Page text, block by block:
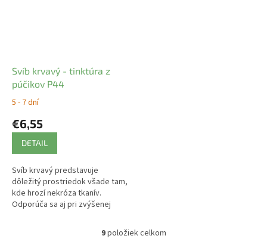
Svíb krvavý - tinktúra z
púčikov P44
5 - 7 dní
€6,55
DETAIL
Svíb krvavý predstavuje
dôležitý prostriedok všade tam,
kde hrozí nekróza tkanív.
Odporúča sa aj pri zvýšenej
O
9položiek celkom